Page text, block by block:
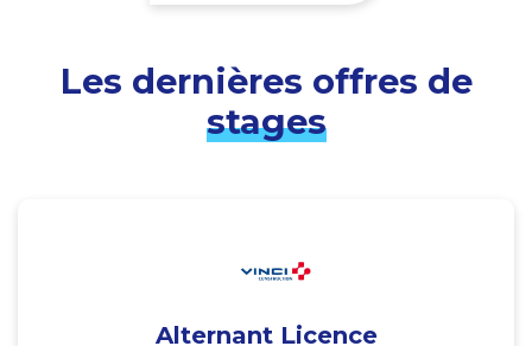
Les dernières offres de
stages
Alternant Licence